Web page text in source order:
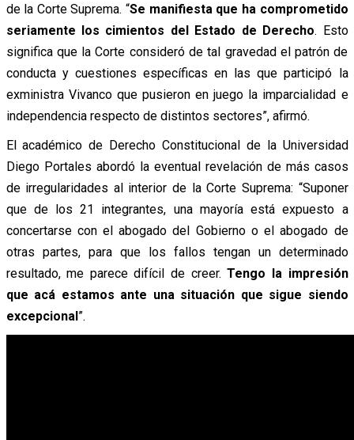
de la Corte Suprema. “Se manifiesta que ha comprometido
seriamente los cimientos del Estado de Derecho. Esto
significa que la Corte consideró de tal gravedad el patrón de
conducta y cuestiones específicas en las que participó la
exministra Vivanco que pusieron en juego la imparcialidad e
independencia respecto de distintos sectores”, afirmó.
El académico de Derecho Constitucional de la Universidad
Diego Portales abordó la eventual revelación de más casos
de irregularidades al interior de la Corte Suprema: “Suponer
que de los 21 integrantes, una mayoría está expuesto a
concertarse con el abogado del Gobierno o el abogado de
otras partes, para que los fallos tengan un determinado
resultado, me parece difícil de creer.Tengo la impresión
que acá estamos ante una situación que sigue siendo
excepcional”.